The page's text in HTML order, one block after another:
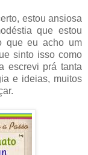
estou ansiosa
que estou
que eu acho um
sinto isso como
escrevi prá tanta
e ideias, muitos